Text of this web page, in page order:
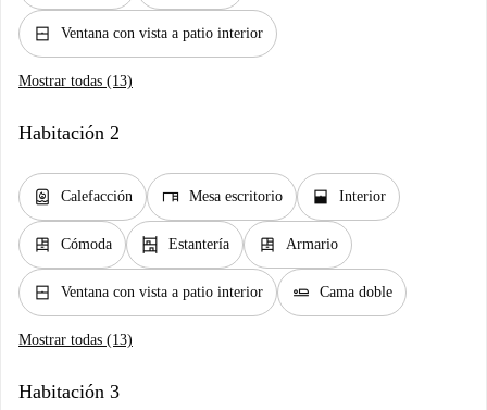
window_closed Ventana con vista a patio interior
Mostrar todas (13)
Habitación 2
water_heater Calefacción desk Mesa escritorio window_open Interior
dresser Cómoda shelves Estantería dresser Armario
window_closed Ventana con vista a patio interior airline_seat_flat Cama doble
Mostrar todas (13)
Habitación 3